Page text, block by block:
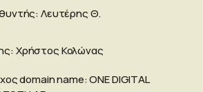
Λευτέρης Θ.
Χρήστος Κολώνας
domain name: ΟΝΕ DIGITAL